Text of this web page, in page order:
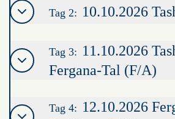
Tag 2: 10.10.2026
Tag 3: 11.10.2026
Fergana-Tal (F/A)
Tag 4: 12.10.2026